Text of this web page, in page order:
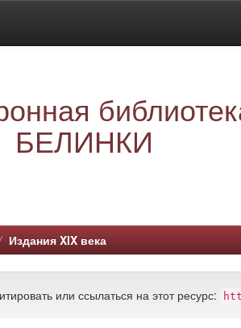
БЕЛИНКИ
Издания XIX века
или ссылаться на этот ресурс: